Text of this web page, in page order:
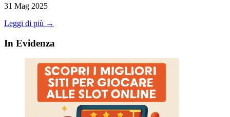
31 Mag 2025
Leggi di più →
In Evidenza